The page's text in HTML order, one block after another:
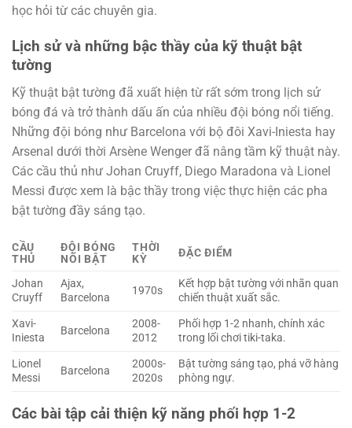
học hỏi từ các chuyên gia.
Lịch sử và những bậc thầy của kỹ thuật bật
tường
Kỹ thuật bật tường đã xuất hiện từ rất sớm trong lịch sử
bóng đá và trở thành dấu ấn của nhiều đội bóng nổi tiếng.
Những đội bóng như Barcelona với bộ đôi Xavi-Iniesta hay
Arsenal dưới thời Arsène Wenger đã nâng tầm kỹ thuật này.
Các cầu thủ như Johan Cruyff, Diego Maradona và Lionel
Messi được xem là bậc thầy trong việc thực hiện các pha
bật tường đầy sáng tạo.
CẦU
THỦ
ĐỘI BÓNG
NỔI BẬT
THỜI
KỲ
ĐẶC ĐIỂM
Johan
Cruyff
Ajax,
Barcelona
1970s
Kết hợp bật tường với nhãn quan
chiến thuật xuất sắc.
Xavi-
Iniesta
Barcelona
2008-
2012
Phối hợp 1-2 nhanh, chính xác
trong lối chơi tiki-taka.
Lionel
Messi
Barcelona
2000s-
2020s
Bật tường sáng tạo, phá vỡ hàng
phòng ngự.
Các bài tập cải thiện kỹ năng phối hợp 1-2